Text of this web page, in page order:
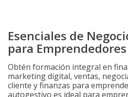
Esenciales de
para Emprendedores
Obtén formación integral en
marketing digital, ventas,
cliente y finanzas para
autogestivo es ideal para